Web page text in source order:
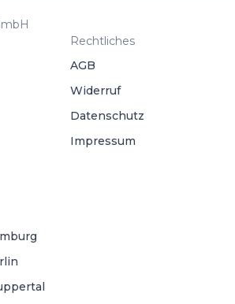
Rechtliches
AGB
Widerruf
Datenschutz
Impressum